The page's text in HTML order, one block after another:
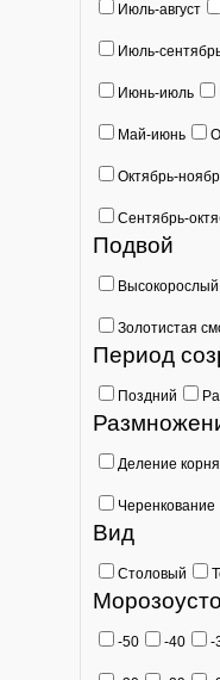
Июль-август
Июль-
Июнь-июль
Май-июнь
Октябрь-
Сентябрь-
Подвой
Золотистая
Период
Поздний
Деление корня
Черенкование
Вид
Столовый
-50 -40 -